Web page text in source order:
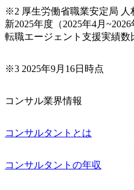
ルティング領域)から参画い
への企画提案、そして実行
だきます。 アジャイル開発
軟に取り入れながら改善サイ
きます。 ● 勤務地 東京都渋谷区渋谷3丁目6-7 渋谷金王タワ
則により就業時間内の喫煙
制度あり オンライン ● 必須
件定義～基本設計など上流経
工程の経験 ・サブリーダー
様との折衝経験、交渉経験
務改善に取り組まれたご経
※2 厚生労働省職業安定局 人
新2025年度（2025年4月
転職エージェント支援実績数
※3 2025年9月16日時点
コンサル業界情報
コンサルタントとは
コンサルタントの年収